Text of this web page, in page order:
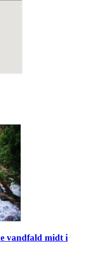
vandfald midt i